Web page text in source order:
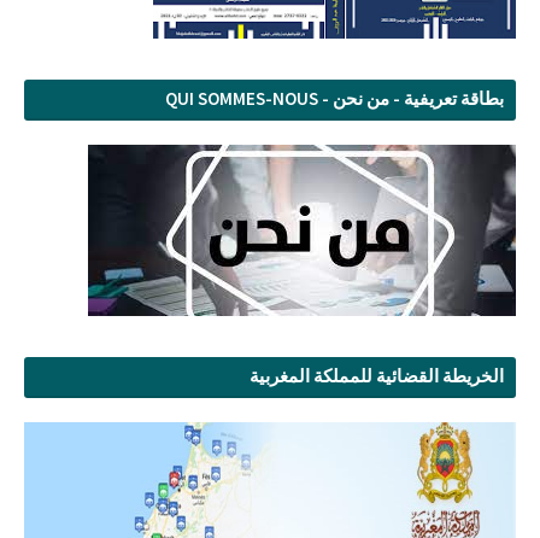
بطاقة تعريفية - من نحن - QUI SOMMES-NOUS
الخريطة القضائية للمملكة المغربية